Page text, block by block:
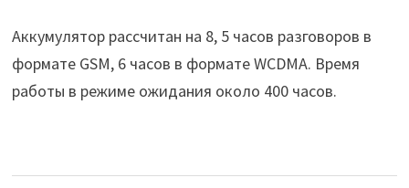
Аккумулятор рассчитан на 8, 5 часов разговоров в
формате GSM, 6 часов в формате WCDMA. Время
работы в режиме ожидания около 400 часов.